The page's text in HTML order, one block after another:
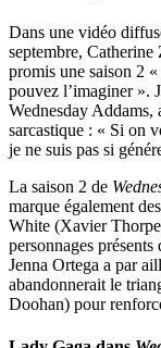
Dans une vidéo
septembre,
promis une saison 2
pouvez l’imaginer ».
Wednesday Addams,
sarcastique : « Si on
je ne suis pas si
La saison 2 de
marque également
White (Xavier
personnages
Jenna Ortega a par
abandonnerait le
Doohan) pour